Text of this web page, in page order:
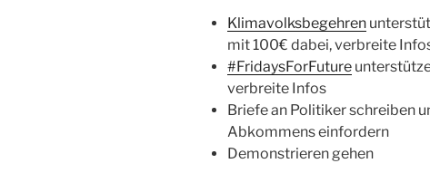
Klimavolksbegehren
mit 100€ dabei, verbreite
#FridaysForFuture
verbreite Infos
Briefe an Politiker schreiben
Abkommens einfordern
Demonstrieren gehen